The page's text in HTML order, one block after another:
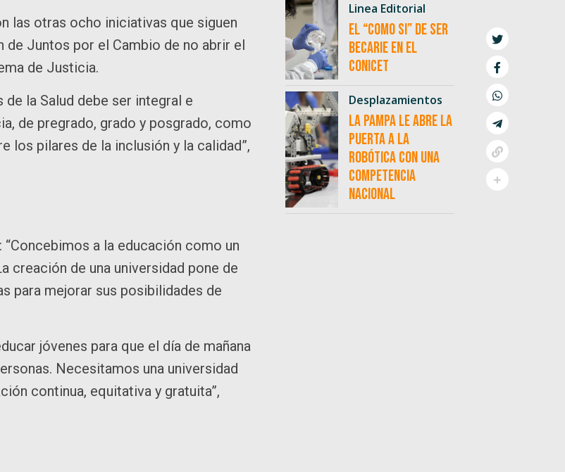
las otras ocho iniciativas que siguen
de Juntos por el Cambio de no abrir el
de Justicia.
la Salud debe ser integral e
de pregrado, grado y posgrado, como
los pilares de la inclusión y la calidad”,
a la educación como un
creación de una universidad pone de
para mejorar sus posibilidades de
jóvenes para que el día de mañana
Necesitamos una universidad
continua, equitativa y gratuita”,
Linea Editorial
El “como si” de ser
becarie en el
CONICET
Desplazamientos
La Pampa le abre la
puerta a la
robótica con una
competencia
nacional